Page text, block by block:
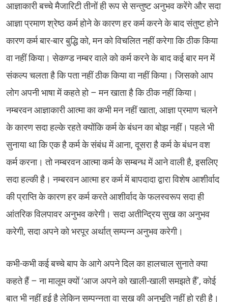
आज्ञाकारी बच्चे मैजारिटी तीनों ही रूप से सन्तुष्ट अनुभव करेंगे और सदा
आज्ञा प्रमाण श्रेष्ठ कर्म होने के कारण हर कर्म करने के बाद संतुष्ट होने
कारण कर्म बार-बार बुद्धि को, मन को विचलित नहीं करेगा कि ठीक किया
वा नहीं किया। सेकण्ड नम्बर वाले को कर्म करने के बाद कई बार मन में
संकल्प चलता है कि पता नहीं ठीक किया वा नहीं किया। जिसको आप
लोग अपनी भाषा में कहते हो – मन खाता है कि ठीक नहीं किया।
नम्बरवन आज्ञाकारी आत्मा का कभी मन नहीं खाता, आज्ञा प्रमाण चलने
के कारण सदा हल्के रहते क्योंकि कर्म के बंधन का बोझ नहीं। पहले भी
सुनाया था कि एक है कर्म के संबंध में आना, दूसरा है कर्म के बंधन वश
कर्म करना। तो नम्बरवन आत्मा कर्म के सम्बन्ध में आने वाली है, इसलिए
सदा हल्की है। नम्बरवन आत्मा हर कर्म में बापदादा द्वारा विशेष आशीर्वाद
की प्राप्ति के कारण हर कर्म करते आशीर्वाद के फलस्वरूप सदा ही
आंतरिक विलपावर अनुभव करेगी। सदा अतीन्द्रिय सुख का अनुभव
करेगी, सदा अपने को भरपूर अर्थात् सम्पन्न अनुभव करेगी।
कभी-कभी कई बच्चे बाप के आगे अपने दिल का हालचाल सुनाते क्या
कहते हैं – ना मालूम क्यों ‘आज अपने को खाली-खाली समझते हैं’, कोई
बात भी नहीं हुई है लेकिन सम्पन्नता वा सुख की अनुभूति नहीं हो रही है।